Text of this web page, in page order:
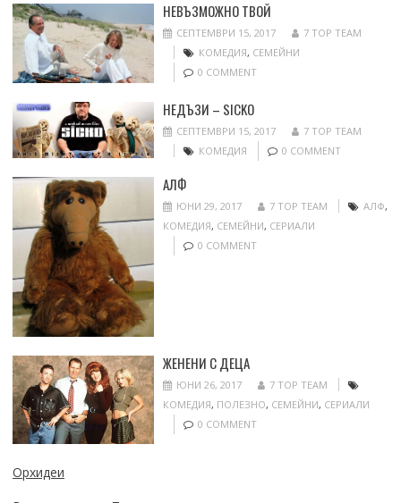
НЕВЪЗМОЖНО ТВОЙ
СЕПТЕМВРИ 15, 2017
7 TOP TEAM
КОМЕДИЯ, СЕМЕЙНИ
0 COMMENT
НЕДЪЗИ – SICKO
СЕПТЕМВРИ 15, 2017
7 TOP TEAM
КОМЕДИЯ
0 COMMENT
АЛФ
ЮНИ 29, 2017 7 TOP TEAM АЛФ,
КОМЕДИЯ, СЕМЕЙНИ, СЕРИАЛИ
0 COMMENT
ЖЕНЕНИ С ДЕЦА
ЮНИ 26, 2017
7 TOP TEAM
КОМЕДИЯ, ПОЛЕЗНО, СЕМЕЙНИ, СЕРИАЛИ
0 COMMENT
Орхидеи